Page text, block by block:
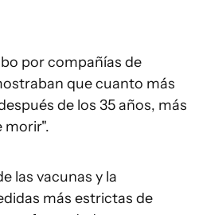
por compañías de
que cuanto más
de los 35 años, más
morir".
las vacunas y la
más estrictas de